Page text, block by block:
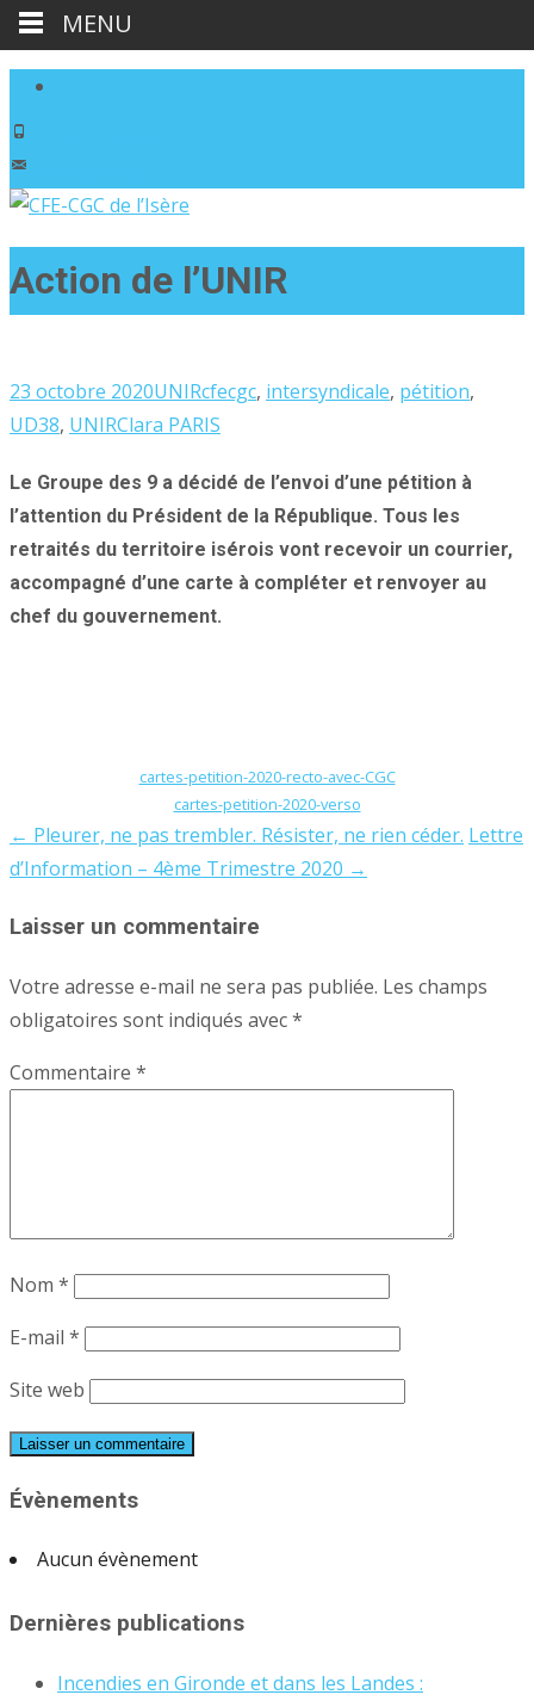
Action de l’UNIR
23 octobre 2020UNIRcfecgc, intersyndicale, pétition,
UD38, UNIRClara PARIS
Le Groupe des 9 a décidé de l’envoi d’une pétition à
l’attention du Président de la République. Tous les
retraités du territoire isérois vont recevoir un courrier,
accompagné d’une carte à compléter et renvoyer au
chef du gouvernement.
cartes-petition-2020-recto-avec-CGC
cartes-petition-2020-verso
Post
← Pleurer, ne pas trembler. Résister, ne rien céder. Lettre
d’Information – 4ème Trimestre 2020 →
Laisser un commentaire
Votre adresse e-mail ne sera pas publiée. Les champs
obligatoires sont indiqués avec*
Commentaire *
Nom *
E-mail *
Site web
Évènements
Aucun évènement
Dernières publications
Incendies en Gironde et dans les Landes :
MENU